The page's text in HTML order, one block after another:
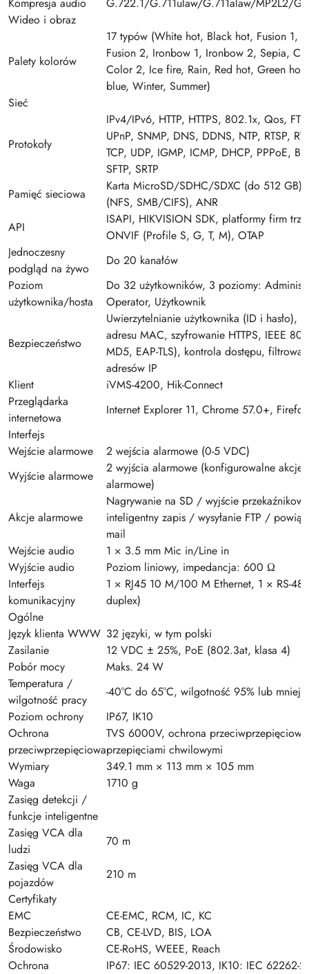
Wideo i obraz
Palety kolorów
17 typów (White hot, Black hot, Fusion 1,
Fusion 2, Ironbow 1, Ironbow 2, Sepia,
Color 2, Ice fire, Rain, Red hot, Green
blue, Winter, Summer)
Sieć
Protokoły
IPv4/IPv6, HTTP, HTTPS, 802.1x, Qos,
UPnP, SNMP, DNS, DDNS, NTP, RTSP,
TCP, UDP, IGMP, ICMP, DHCP, PPPoE,
SFTP, SRTP
Pamięć sieciowa
Karta MicroSD/SDHC/SDXC (do 512
(NFS, SMB/CIFS), ANR
API
ISAPI, HIKVISION SDK, platformy firm
ONVIF (Profile S, G, T, M), OTAP
Jednoczesny
podgląd na żywo
Do 20 kanałów
Poziom
użytkownika/hosta
Do 32 użytkowników, 3 poziomy:
Operator, Użytkownik
Bezpieczeństwo
Uwierzytelnianie użytkownika (ID i hasło),
adresu MAC, szyfrowanie HTTPS, IEEE
MD5, EAP-TLS), kontrola dostępu,
adresów IP
Klient
iVMS-4200, Hik-Connect
Przeglądarka
internetowa
Internet Explorer 11, Chrome 57.0+,
Interfejs
Wejście alarmowe
2 wejścia alarmowe (0-5 VDC)
Wyjście alarmowe
2 wyjścia alarmowe (konfigurowalne akcje
alarmowe)
Akcje alarmowe
Nagrywanie na SD / wyjście
inteligentny zapis / wysyłanie FTP /
mail
Wejście audio
1 × 3.5 mm Mic in/Line in
Wyjście audio
Poziom liniowy, impedancja: 600 Ω
Interfejs
komunikacyjny
1 × RJ45 10 M/100 M Ethernet, 1 × RS-
duplex)
Ogólne
Język klienta WWW 32 języki, w tym polski
Zasilanie
12 VDC ± 25%, PoE (802.3at, klasa 4)
Pobór mocy
Maks. 24 W
Temperatura /
wilgotność pracy
-40°C do 65°C, wilgotność 95% lub mniej
Poziom ochrony
IP67, IK10
Ochrona
przeciwprzepięciowa
TVS 6000V, ochrona
przepięciami chwilowymi
Wymiary
349.1 mm × 113 mm × 105 mm
Waga
1710 g
Zasięg detekcji /
funkcje inteligentne
Zasięg VCA dla
ludzi
70 m
Zasięg VCA dla
pojazdów
210 m
Certyfikaty
EMC
CE-EMC, RCM, IC, KC
Bezpieczeństwo
CB, CE-LVD, BIS, LOA
Środowisko
CE-RoHS, WEEE, Reach
Ochrona
IP67: IEC 60529-2013, IK10: IEC 62262-